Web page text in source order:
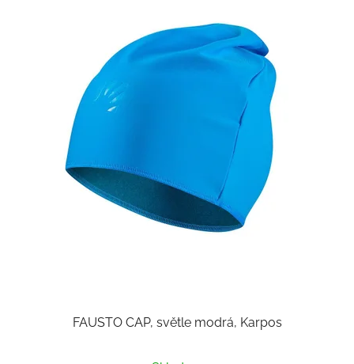
FAUSTO CAP, světle modrá, Karpos